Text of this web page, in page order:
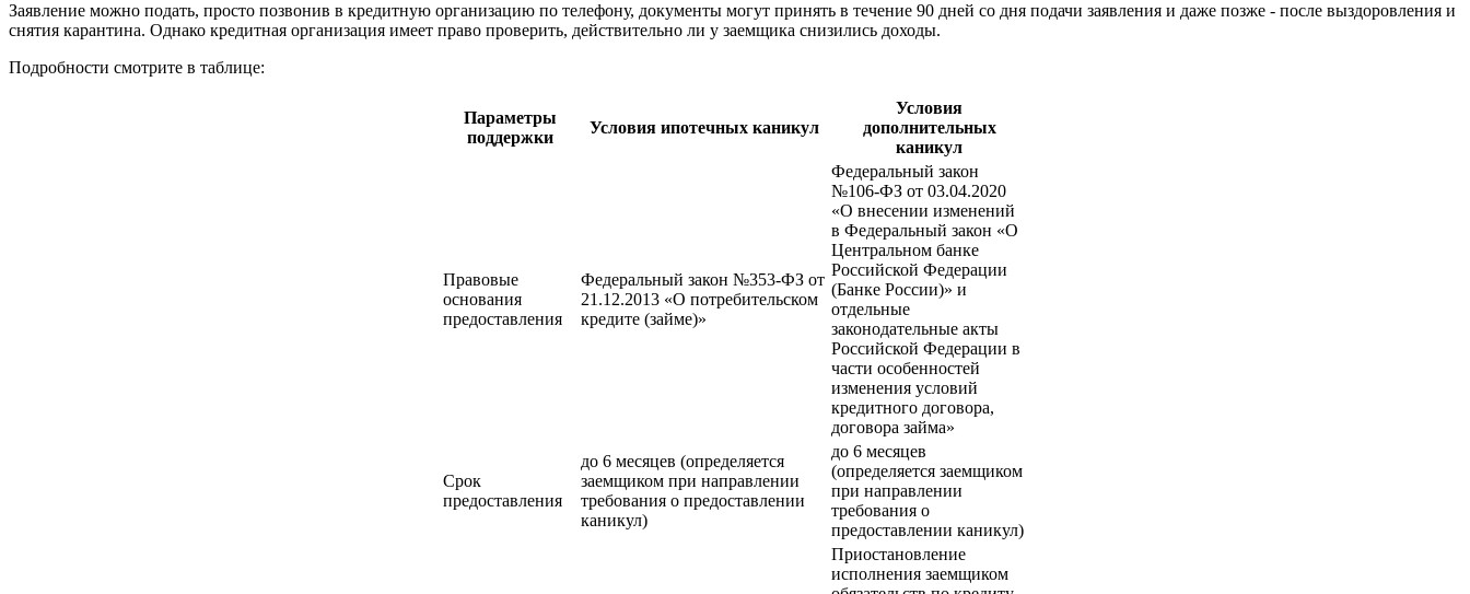
Заявление можно подать, просто позвонив в кредитную организацию по телефону, документы могут принять в течение 90 дней со дня подачи заявления и даже позже - после выздоровления и
снятия карантина. Однако кредитная организация имеет право проверить, действительно ли у заемщика снизились доходы.
Подробности смотрите в таблице:
Параметры
поддержки
Условия ипотечных каникул
Условия
дополнительных
каникул
Правовые
основания
предоставления
Федеральный закон №353-ФЗ от
21.12.2013 «О потребительском
кредите (займе)»
Федеральный закон
№106-ФЗ от 03.04.2020
«О внесении изменений
в Федеральный закон «О
Центральном банке
Российской Федерации
(Банке России)» и
отдельные
законодательные акты
Российской Федерации в
части особенностей
изменения условий
кредитного договора,
договора займа»
Срок
предоставления
до 6 месяцев (определяется
заемщиком при направлении
требования о предоставлении
каникул)
до 6 месяцев
(определяется заемщиком
при направлении
требования о
предоставлении каникул)
Приостановление
исполнения заемщиком